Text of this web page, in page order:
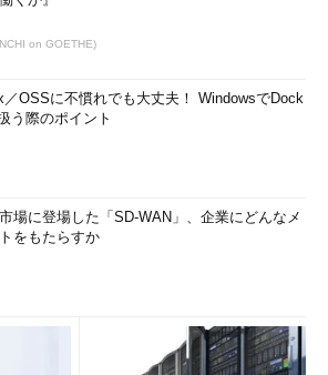
on GOETHE)
／OSSに不慣れでも大丈夫！ WindowsでDock
う際のポイント
場に登場した「SD-WAN」、企業にどんなメ
をもたらすか